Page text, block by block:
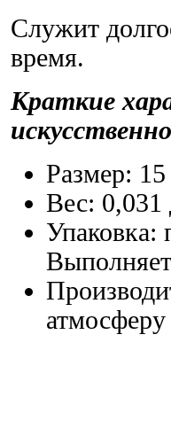
Служит
время.
Краткие
Размер:
Вес: 0,031
Упаковка:
атмосферу